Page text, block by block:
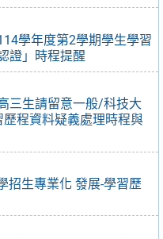
學年度第2學期學生學習
證」時程提醒
三生請留意一般/科技大
程資料疑義處理時程與
招生專業化 發展-學習歷